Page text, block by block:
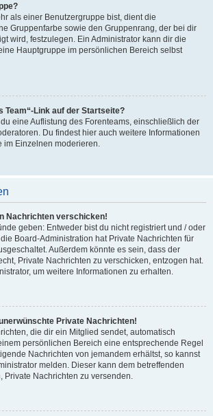
als einer Benutzergruppe bist, dient die
Gruppenfarbe sowie den Gruppenrang, der bei dir
wird, festzulegen. Ein Administrator kann dir die
Hauptgruppe im persönlichen Bereich selbst
Team“-Link auf der Startseite?
eine Auflistung des Forenteams, einschließlich der
Du findest hier auch weitere Informationen
im Einzelnen moderieren.
Nachrichten verschicken!
geben: Entweder bist du nicht registriert und / oder
Board-Administration hat Private Nachrichten für
Außerdem könnte es sein, dass der
Private Nachrichten zu verschicken, entzogen hat.
um weitere Informationen zu erhalten.
Private Nachrichten!
die dir ein Mitglied sendet, automatisch
persönlichen Bereich eine entsprechende Regel
Nachrichten von jemandem erhältst, so kannst
melden. Dieser kann dem betreffenden
Private Nachrichten zu versenden.